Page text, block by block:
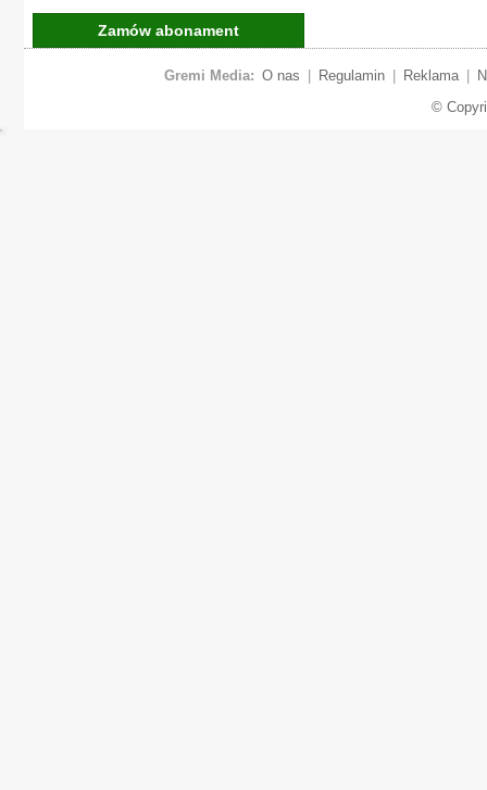
Zamów abonament
Gremi Media: O nas Regulamin Reklama
©